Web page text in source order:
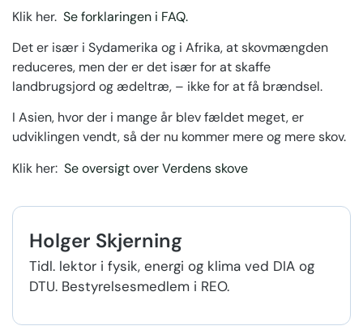
Klik her. Se forklaringen i FAQ.
Det er især i Sydamerika og i Afrika, at skovmængden
reduceres, men der er det især for at skaffe
landbrugsjord og ædeltræ, – ikke for at få brændsel.
I Asien, hvor der i mange år blev fældet meget, er
udviklingen vendt, så der nu kommer mere og mere skov.
Klik her: Se oversigt over Verdens skove
Holger Skjerning
Tidl. lektor i fysik, energi og klima ved DIA og
DTU. Bestyrelsesmedlem i REO.